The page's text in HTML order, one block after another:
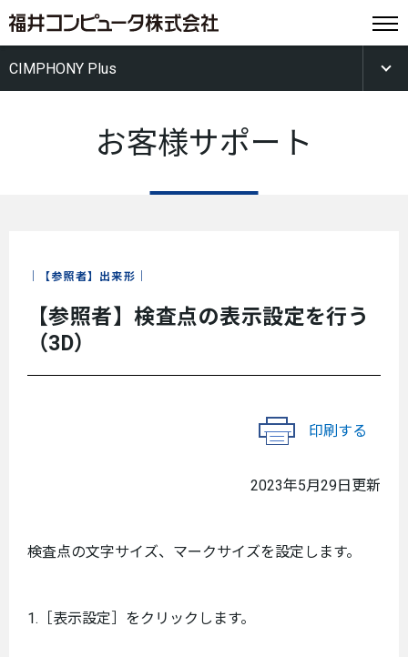
CIMPHONY Plus
お客様サポート
【参照者】出来形
【参照者】検査点の表示設定を行う
（3D）
印刷する
2023年5月29日更新
検査点の文字サイズ、マークサイズを設定します。
1.［表示設定］をクリックします。